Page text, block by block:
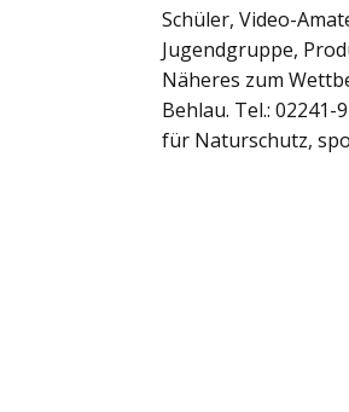
Schüler, Video-
Jugendgruppe,
Näheres zum
Behlau. Tel.: 02241-
für Naturschutz,